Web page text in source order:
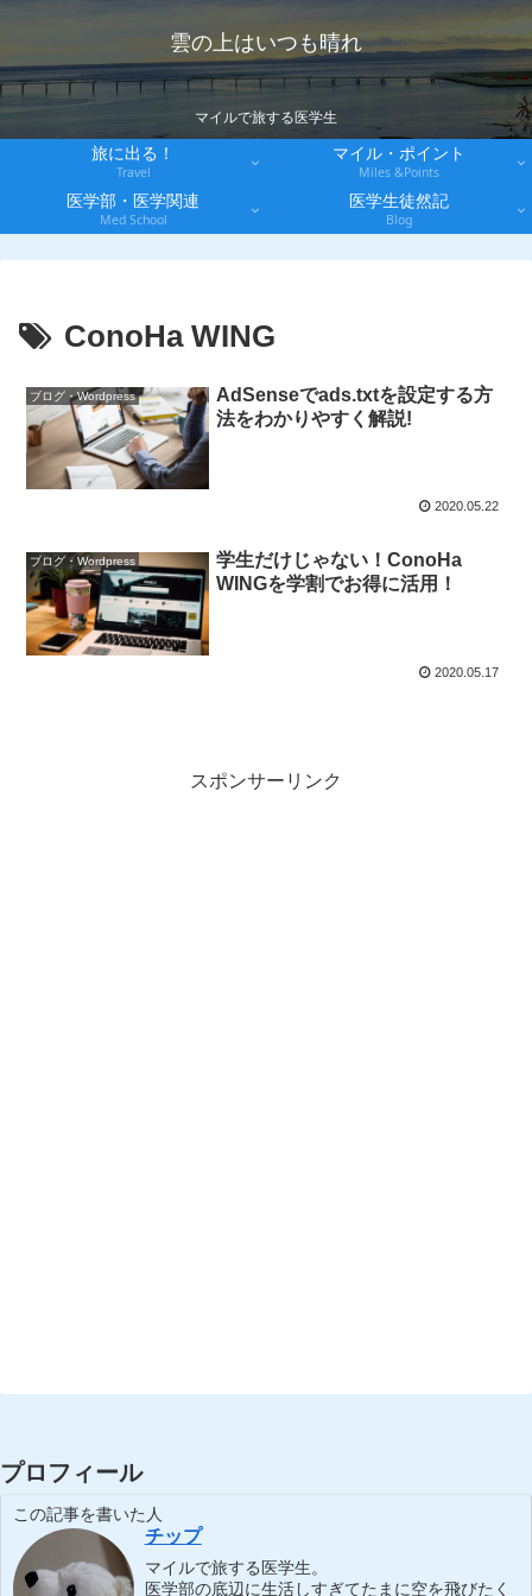
雲の上はいつも晴れ
マイルで旅する医学生
旅に出る！
Travel
マイル・ポイント
Miles &Points
医学部・医学関連
Med School
医学生徒然記
Blog
ConoHa WING
ブログ・Wordpress
AdSenseでads.txtを設定する方
法をわかりやすく解説!
2020.05.22
ブログ・Wordpress
学生だけじゃない！ConoHa
WINGを学割でお得に活用！
2020.05.17
スポンサーリンク
プロフィール
この記事を書いた人
チップ
マイルで旅する医学生。
医学部の底辺に生活しすぎてたまに空を飛びたく